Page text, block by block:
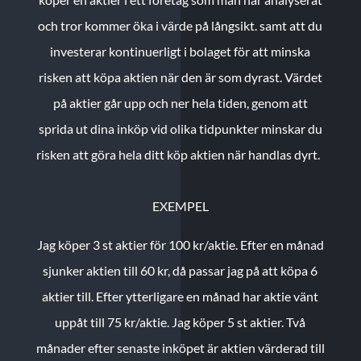
och tror kommer öka i värde på långsikt. samt att du
investerar kontinuerligt i bolaget för att minska
risken att köpa aktien när den är som dyrast. Värdet
på aktier går upp och ner hela tiden, genom att
sprida ut dina inköp vid olika tidpunkter minskar du
risken att göra hela ditt köp aktien när handlas dyrt.
EXEMPEL
Jag köper 3 st aktier för 100 kr/aktie. Efter en månad
sjunker aktien till 60 kr, då passar jag på att köpa 6
aktier till. Efter ytterligare en månad har aktie vänt
uppåt till 75 kr/aktie. Jag köper 5 st aktier.Två
månader efter senaste inköpet är aktien värderad till